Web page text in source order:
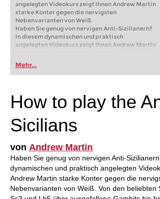
angelegten Videokurs zeigt Ihnen Andrew Martin
starke Konter gegen die nervigsten
Nebenvarianten von Weiß.
Haben Sie genug von nervigen Anti-Sizilianern?
In diesem dynamischen und praktisch
angelegten Videokurs zeigt Ihnen Andrew Martin
Nebenvarianten von Weiß. Von den beliebten
Systemen 2.c3, Sc3 und Lb5 über ausgefallene
Gambits bis hin zu bizarren Zügen wie 2.b3 oder
Sizilianer souverän besiegen und die Partie in Ihr
Fahrwasser lenken.
Videobeispiel: Introduction
Videobeispiel:
Mehr...
How to play the
Sicilians
von Andrew Martin
Haben Sie genug von nervigen Anti-
dynamischen und praktisch angelegten
Andrew Martin starke Konter gegen die
Nebenvarianten von Weiß. Von den beliebten